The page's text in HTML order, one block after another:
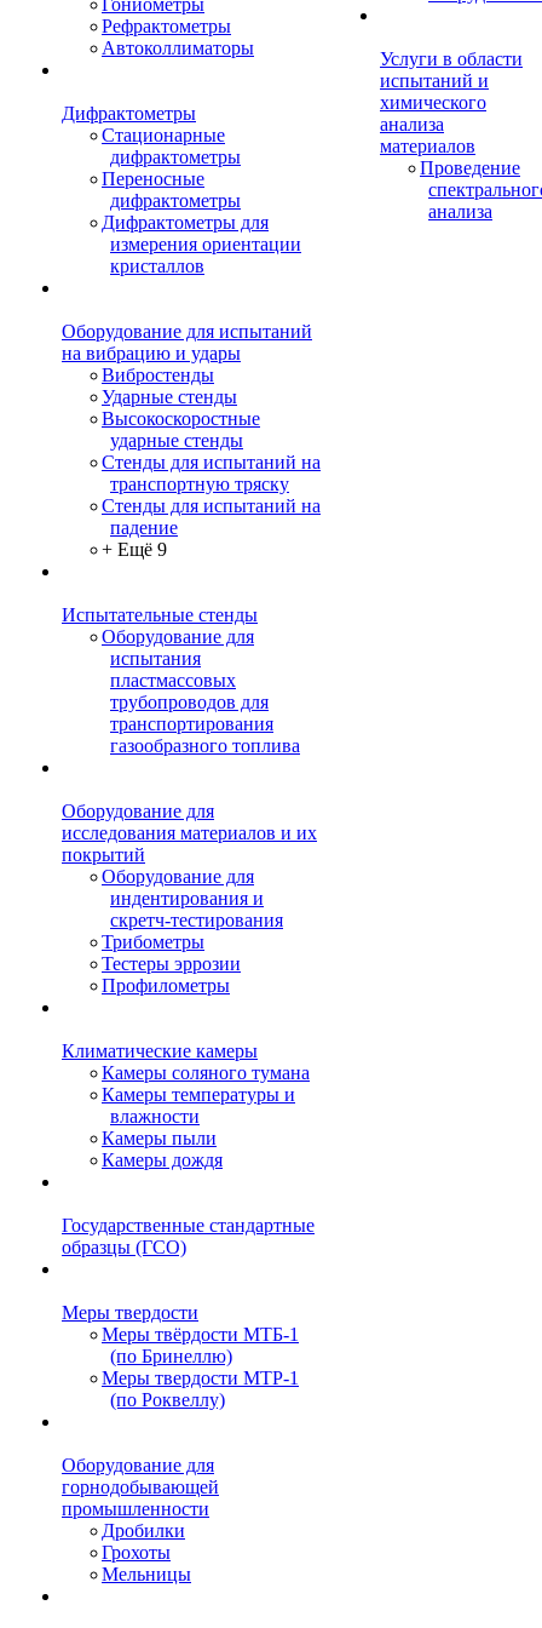
Гониометры
Рефрактометры
Автоколлиматоры
Дифрактометры
Стационарные
дифрактометры
Переносные
дифрактометры
Дифрактометры для
измерения ориентации
кристаллов
Оборудование для испытаний
на вибрацию и удары
Вибростенды
Ударные стенды
Высокоскоростные
ударные стенды
Стенды для испытаний на
транспортную тряску
Стенды для испытаний на
падение
+ Ещё 9
Испытательные стенды
Оборудование для
испытания
пластмассовых
трубопроводов для
транспортирования
газообразного топлива
Оборудование для
исследования материалов и их
покрытий
Оборудование для
индентирования и
скретч-тестирования
Трибометры
Тестеры эррозии
Профилометры
Климатические камеры
Камеры соляного тумана
Камеры температуры и
влажности
Камеры пыли
Камеры дождя
Государственные стандартные
образцы (ГСО)
Меры твердости
Меры твёрдости МТБ-1
(по Бринеллю)
Меры твердости МТР-1
(по Роквеллу)
Оборудование для
горнодобывающей
промышленности
Дробилки
Грохоты
Мельницы
Услуги в области
испытаний и
химического
анализа
материалов
Проведение
анализа